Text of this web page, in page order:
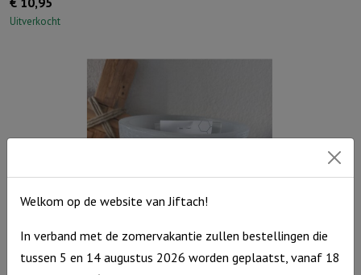
Uitverkocht
Welkom op de website van Jiftach!
In verband met de zomervakantie zullen bestellingen die
tussen 5 en 14 augustus 2026 worden geplaatst, vanaf 18